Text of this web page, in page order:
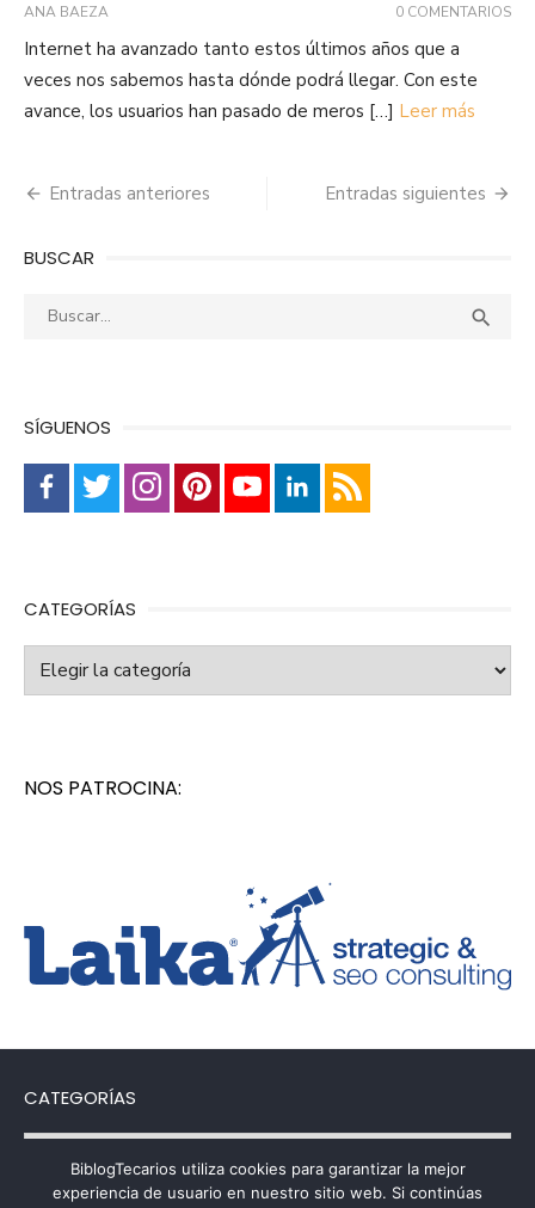
ANA BAEZA 0 COMENTARIOS
Internet ha avanzado tanto estos últimos años que a
veces nos sabemos hasta dónde podrá llegar. Con este
avance, los usuarios han pasado de meros […] Leer más
Navegación
entradas
Entradas anteriores Entradas siguientes
BUSCAR
Buscar: 
SÍGUENOS
CATEGORÍAS
Categorías
NOS PATROCINA:
CATEGORÍAS
Categorías
BiblogTecarios utiliza cookies para garantizar la mejor
experiencia de usuario en nuestro sitio web. Si continúas